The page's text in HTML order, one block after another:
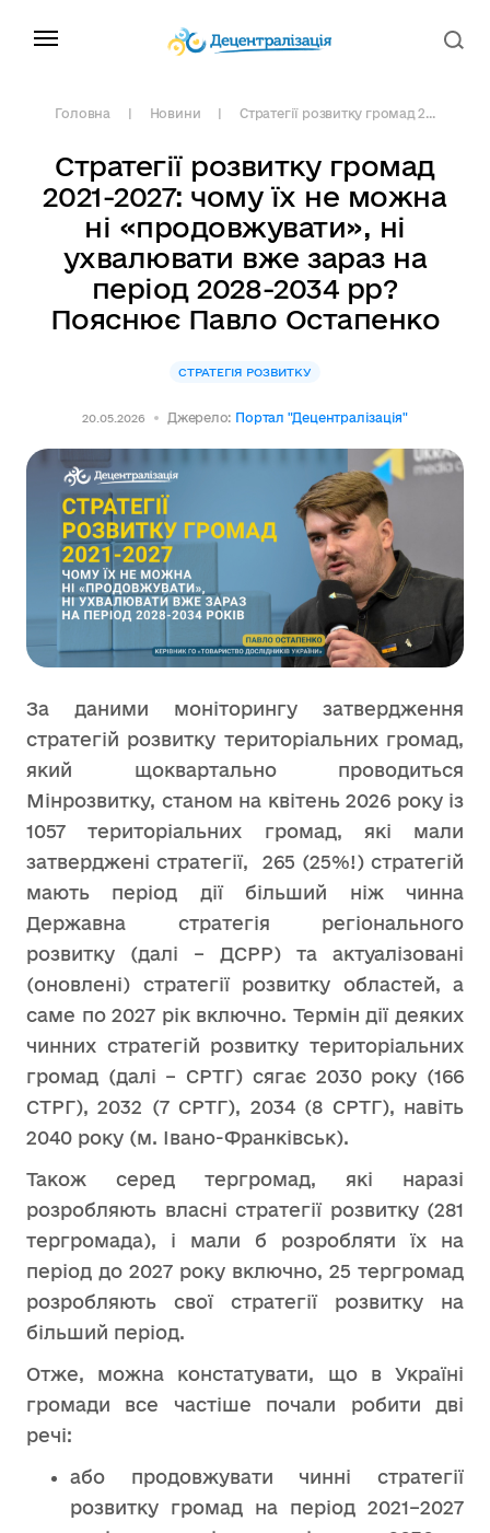
Головна Новини Стратегії розвитку громад 2...
Стратегії розвитку громад
2021-2027: чому їх не можна
ні «продовжувати», ні
ухвалювати вже зараз на
період 2028-2034 рр?
Пояснює Павло Остапенко
СТРАТЕГІЯ РОЗВИТКУ
20.05.2026 Джерело: Портал "Децентралізація"
За даними моніторингу затвердження
стратегій розвитку територіальних громад,
який щоквартально проводиться
Мінрозвитку, станом на квітень 2026 року із
1057 територіальних громад, які мали
затверджені стратегії, 265 (25%!) стратегій
мають період дії більший ніж чинна
Державна стратегія регіонального
розвитку (далі – ДСРР) та актуалізовані
(оновлені) стратегії розвитку областей, а
саме по 2027 рік включно. Термін дії деяких
чинних стратегій розвитку територіальних
громад (далі – СРТГ) сягає 2030 року (166
СТРГ), 2032 (7 СРТГ), 2034 (8 СРТГ), навіть
2040 року (м. Івано-Франківськ).
Також серед тергромад, які наразі
розробляють власні стратегії розвитку (281
тергромада), і мали б розробляти їх на
період до 2027 року включно, 25 тергромад
розробляють свої стратегії розвитку на
більший період.
Отже, можна констатувати, що в Україні
громади все частіше почали робити дві
речі:
або продовжувати чинні стратегії
розвитку громад на період 2021–2027